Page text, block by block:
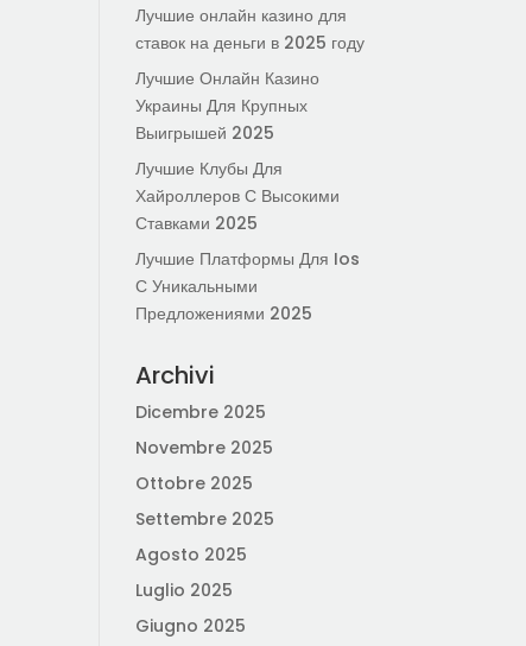
Лучшие онлайн казино для
ставок на деньги в 2025 году
Лучшие Онлайн Казино
Украины Для Крупных
Выигрышей 2025
Лучшие Клубы Для
Хайроллеров С Высокими
Ставками 2025
Лучшие Платформы Для Ios
С Уникальными
Предложениями 2025
Archivi
Dicembre 2025
Novembre 2025
Ottobre 2025
Settembre 2025
Agosto 2025
Luglio 2025
Giugno 2025